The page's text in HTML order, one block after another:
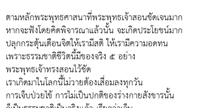
ตามหลักพระพุทธศาสนาที่พระพุทธเจ้าสอนชัดเจนมาก
หากจะฟังโดยคิดพิจารณาแล้วนั้น จะเกิดประโยชน์มาก
ปลุกกระตุ้นเตือนจิตให้เรามีสติ ให้เรามีความอดทน
เพราะธรรมชาติชีวิตนี้มีของจริง ๕ อย่าง
พระพุทธเจ้าทรงสอนไว้ชัด
เราเกิดมาในโลกนี้ไม่วายต้องเสื่อมลงทุกวัน
การเจ็บป่วยไข้ การไม่เป็นปกติของร่างกายสังขารนั้น